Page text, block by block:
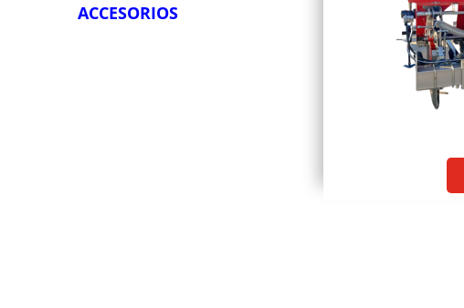
ACCESORIOS